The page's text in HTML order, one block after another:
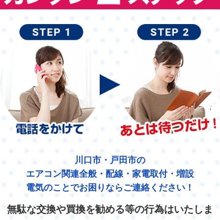
川口市・戸田市の
エアコン関連全般・配線・家電取付・増設
電気のことでお困りならご連絡ください！
無駄な交換や買換を勧める等の行為はいたしま